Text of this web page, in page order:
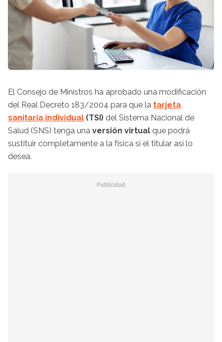
El Consejo de Ministros ha aprobado una modificación
del Real Decreto 183/2004 para que la tarjeta
sanitaria individual (TSI) del Sistema Nacional de
Salud (SNS) tenga una versión virtual que podrá
sustituir completamente a la física si el titular así lo
desea.